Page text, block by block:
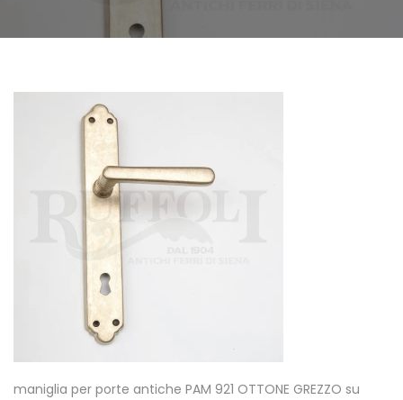
maniglia per porte antiche PAM 921 OTTONE GREZZO su